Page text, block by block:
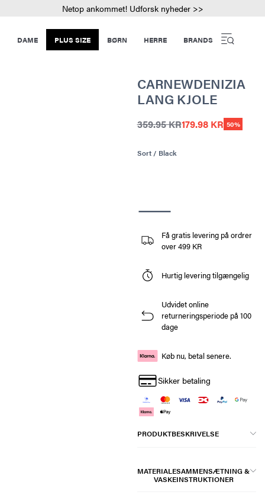
Netop ankommet! Udforsk nyheder >>
DAME PLUS SIZE BØRN HERRE BRANDS
CARNEWDENIZIA
LANG KJOLE
359.95 KR179.98 KR 50%
Sort / Black
Få gratis levering på ordrer
over 499 KR
Hurtig levering tilgængelig
Udvidet online
returneringsperiode på 100
dage
Køb nu, betal senere.
Sikker betaling
PRODUKTBESKRIVELSE
MATERIALESAMMENSÆTNING &
VASKEINSTRUKTIONER